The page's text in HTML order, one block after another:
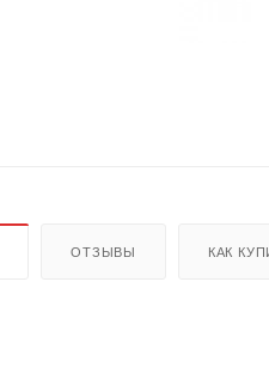
ОТЗЫВЫ КАК